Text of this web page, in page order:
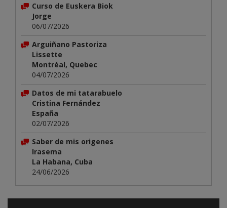
Curso de Euskera Biok
Jorge
06/07/2026
Arguiñano Pastoriza
Lissette
Montréal, Quebec
04/07/2026
Datos de mi tatarabuelo
Cristina Fernández
España
02/07/2026
Saber de mis origenes
Irasema
La Habana, Cuba
24/06/2026